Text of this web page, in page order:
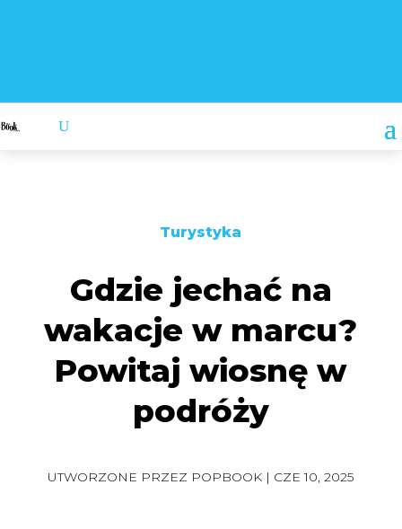
Turystyka
Gdzie jechać na
wakacje w marcu?
Powitaj wiosnę w
podróży
UTWORZONE PRZEZ POPBOOK | CZE 10, 2025